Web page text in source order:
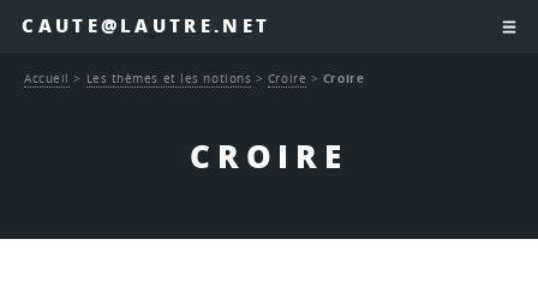
CAUTE@LAUTRE.NET
CROIRE
Accueil > Les thèmes et les notions > Croire > Croire